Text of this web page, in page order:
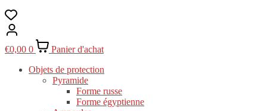
€0,00 0
Panier d'achat
Objets de protection
Pyramide
Forme russe
Forme égyptienne